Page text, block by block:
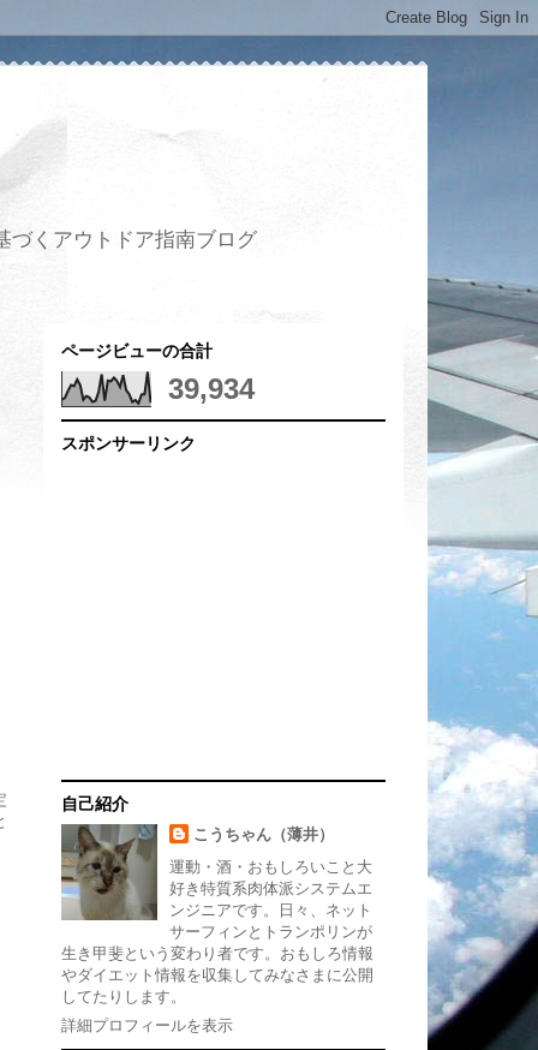
づくアウトドア指南ブログ
ページビューの合計
39,934
スポンサーリンク
自己紹介
こうちゃん（薄井）
運動・酒・おもしろいこと大
好き特質系肉体派システムエ
ンジニアです。日々、ネット
サーフィンとトランポリンが
生き甲斐という変わり者です。おもしろ情報
やダイエット情報を収集してみなさまに公開
してたりします。
詳細プロフィールを表示